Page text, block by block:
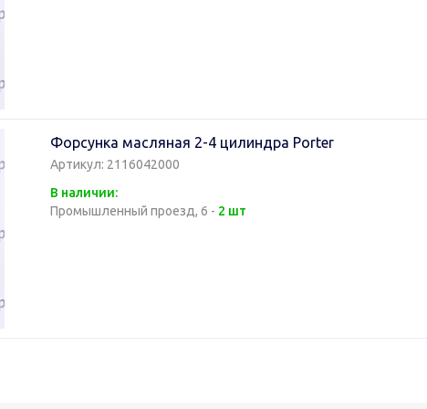
Форсунка масляная 2-4 цилиндра Porter
Артикул: 2116042000
В наличии:
Промышленный проезд, 6 - 2 шт